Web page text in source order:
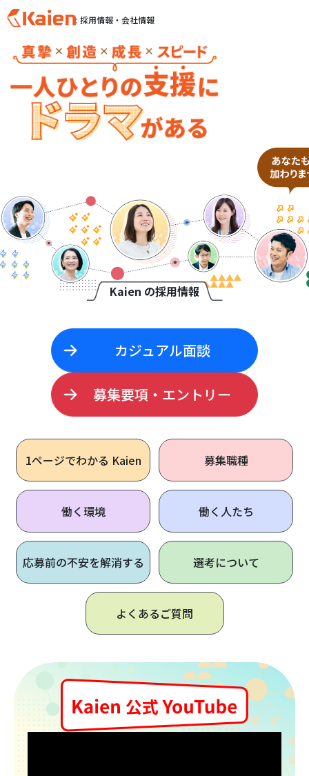
e
n
: 採用情報・会社情報
Kaien の採用情報
カジュアル面談
募集要項・エントリー
1ページでわかる Kaien 募集職種
働く環境 働く人たち
応募前の不安を解消する 選考について
よくあるご質問